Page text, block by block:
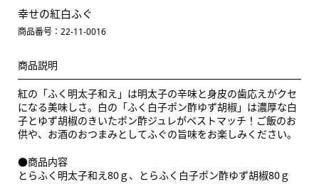
幸せの紅白ふぐ
商品番号：22-11-0016
商品説明
紅の「ふく明太子和え」は明太子の辛味と身皮の歯応えがクセ
になる美味しさ。白の「ふく白子ポン酢ゆず胡椒」は濃厚な白
子とゆず胡椒のきいたポン酢ジュレがベストマッチ！ご飯のお
供や、お酒のおつまみとしてふぐの旨味をお楽しみください。
●商品内容
とらふく明太子和え80ｇ、とらふく白子ポン酢ゆず胡椒80ｇ